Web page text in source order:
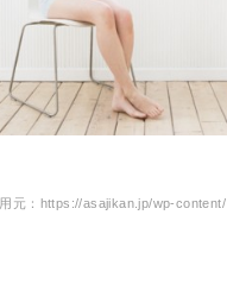
元：https://asajikan.jp/wp-content/